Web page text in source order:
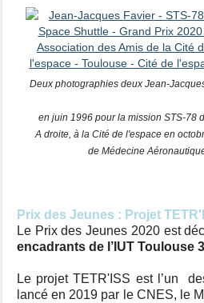
Deux photographies deux Jean-
en juin 1996 pour la mission STS-78
A droite, à la Cité de l'espace en
de Médecine
Prix des Jeunes : Projet
Le Prix des Jeunes 2020 est
encadrants de l’IUT Toulouse
Le projet TETR'ISS est l’un
lancé en 2019 par le CNES, le